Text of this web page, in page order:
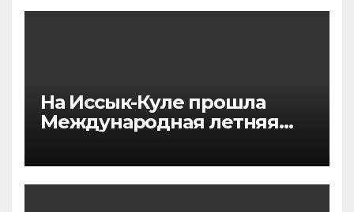
На Иссык-Куле прошла
Международная летняя